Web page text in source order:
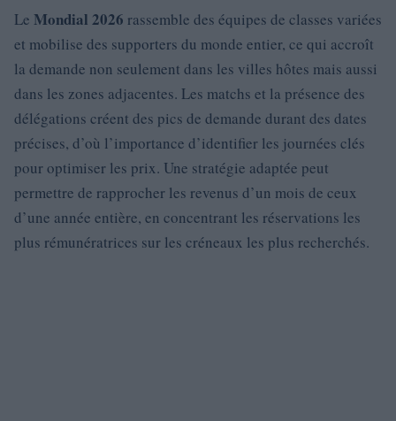
Le Mondial 2026 rassemble des équipes de classes variées
et mobilise des supporters du monde entier, ce qui accroît
la demande non seulement dans les villes hôtes mais aussi
dans les zones adjacentes. Les matchs et la présence des
délégations créent des pics de demande durant des dates
précises, d’où l’importance d’identifier les journées clés
pour optimiser les prix. Une stratégie adaptée peut
permettre de rapprocher les revenus d’un mois de ceux
d’une année entière, en concentrant les réservations les
plus rémunératrices sur les créneaux les plus recherchés.